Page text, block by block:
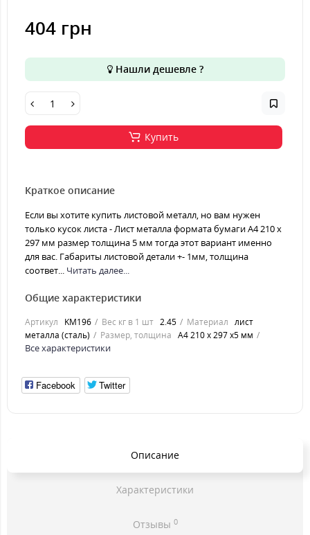
404 грн
Нашли дешевле ?
Купить
Краткое описание
Если вы хотите купить листовой металл, но вам нужен
только кусок листа - Лист металла формата бумаги А4 210 х
297 мм размер толщина 5 мм тогда этот вариант именно
для вас. Габариты листовой детали +- 1мм, толщина
соответ... Читать далее...
Общие характеристики
Артикул KM196 Вес кг в 1 шт 2.45 Материал лист
металла (сталь)
Размер, толщина А4 210 х 297 х5 мм
Все характеристики
Facebook Twitter
Описание
Характеристики
Отзывы 0